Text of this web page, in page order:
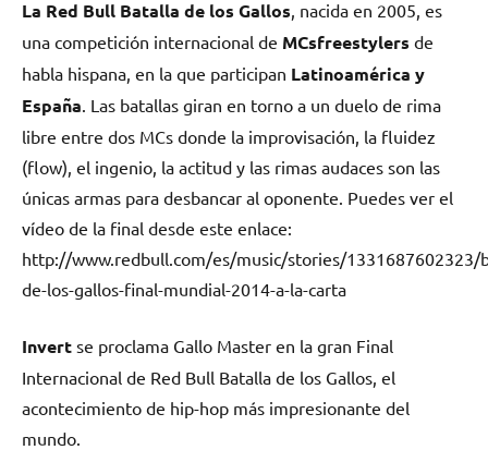
La Red Bull Batalla de los Gallos , nacida en 2005, es
una competición internacional de MCsfreestylers de
habla hispana, en la que participan Latinoamérica y
España . Las batallas giran en torno a un duelo de rima
libre entre dos MCs donde la improvisación, la fluidez
(flow), el ingenio, la actitud y las rimas audaces son las
únicas armas para desbancar al oponente. Puedes ver el
vídeo de la final desde este enlace:
http://www.redbull.com/es/music/stories/1331687602323/
de-los-gallos-final-mundial-2014-a-la-carta
Invert se proclama Gallo Master en la gran Final
Internacional de Red Bull Batalla de los Gallos, el
acontecimiento de hip-hop más impresionante del
mundo.